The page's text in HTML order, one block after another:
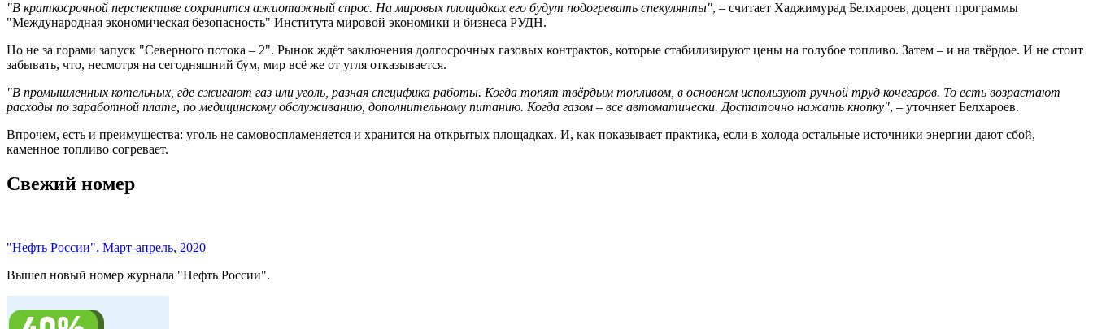
"В краткосрочной перспективе сохранится ажиотажный спрос. На мировых площадках его будут подогревать спекулянты", – считает Хаджимурад Белхароев, доцент программы
"Международная экономическая безопасность" Института мировой экономики и бизнеса РУДН.
Но не за горами запуск "Северного потока – 2". Рынок ждёт заключения долгосрочных газовых контрактов, которые стабилизируют цены на голубое топливо. Затем – и на твёрдое. И не стоит
забывать, что, несмотря на сегодняшний бум, мир всё же от угля отказывается.
"В промышленных котельных, где сжигают газ или уголь, разная специфика работы. Когда топят твёрдым топливом, в основном используют ручной труд кочегаров. То есть возрастают
расходы по заработной плате, по медицинскому обслуживанию, дополнительному питанию. Когда газом – все автоматически. Достаточно нажать кнопку", – уточняет Белхароев.
Впрочем, есть и преимущества: уголь не самовоспламеняется и хранится на открытых площадках. И, как показывает практика, если в холода остальные источники энергии дают сбой,
каменное топливо согревает.
Свежий номер
"Нефть России". Март-апрель, 2020
Вышел новый номер журнала "Нефть России".